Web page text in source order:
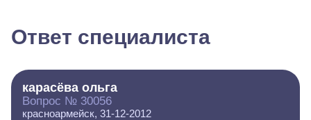
Ответ специалиста
карасёва ольга
Вопрос № 30056
красноармейск, 31-12-2012